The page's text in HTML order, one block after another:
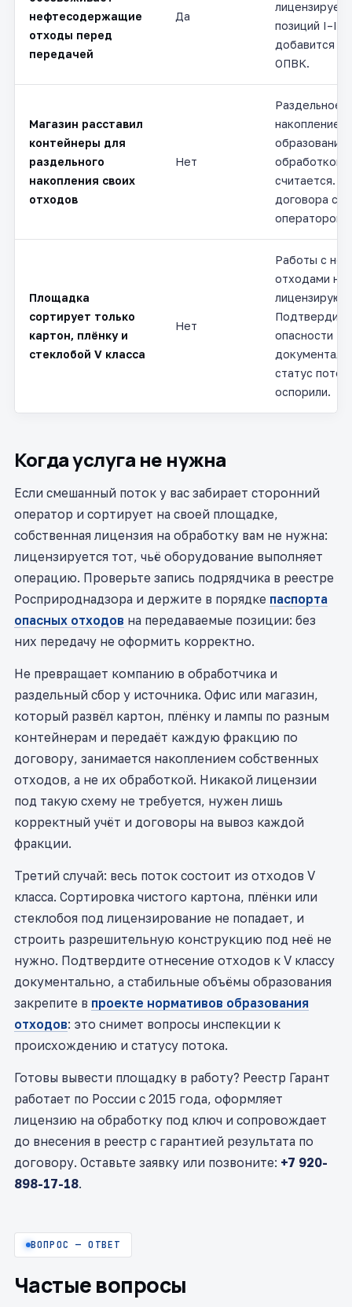
нефтесодержащие
отходы перед
передачей
Да
позиций I–II
добавится
ОПВК.
Магазин расставил
контейнеры для
раздельного
накопления своих
отходов
Нет
Раздельное
накопление
образования
обработкой
считается.
договора с
оператором
Площадка
сортирует только
картон, плёнку и
стеклобой V класса
Нет
Работы с
отходами не
опасности
статус
оспорили.
Когда услуга не нужна
Если смешанный поток у вас забирает сторонний
оператор и сортирует на своей площадке,
собственная лицензия на обработку вам не нужна:
лицензируется тот, чьё оборудование выполняет
операцию. Проверьте запись подрядчика в реестре
Росприроднадзора и держите в порядке паспорта
опасных отходов на передаваемые позиции: без
них передачу не оформить корректно.
Не превращает компанию в обработчика и
раздельный сбор у источника. Офис или магазин,
который развёл картон, плёнку и лампы по разным
контейнерам и передаёт каждую фракцию по
договору, занимается накоплением собственных
отходов, а не их обработкой. Никакой лицензии
под такую схему не требуется, нужен лишь
корректный учёт и договоры на вывоз каждой
фракции.
Третий случай: весь поток состоит из отходов V
класса. Сортировка чистого картона, плёнки или
стеклобоя под лицензирование не попадает, и
строить разрешительную конструкцию под неё не
нужно. Подтвердите отнесение отходов к V классу
документально, а стабильные объёмы образования
закрепите в проекте нормативов образования
отходов: это снимет вопросы инспекции к
происхождению и статусу потока.
Готовы вывести площадку в работу? Реестр Гарант
работает по России с 2015 года, оформляет
лицензию на обработку под ключ и сопровождает
до внесения в реестр с гарантией результата по
договору. Оставьте заявку или позвоните: +7 920-
898-17-18.
ВОПРОС — ОТВЕТ
Частые вопросы